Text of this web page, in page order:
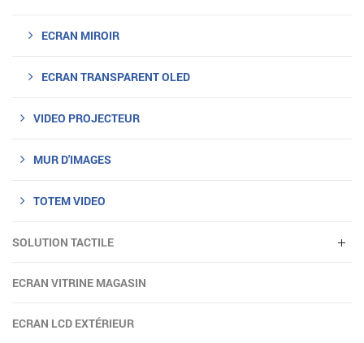
ECRAN MIROIR
ECRAN TRANSPARENT OLED
VIDEO PROJECTEUR
MUR D'IMAGES
TOTEM VIDEO
SOLUTION TACTILE
ECRAN VITRINE MAGASIN
ECRAN LCD EXTÉRIEUR